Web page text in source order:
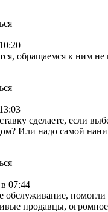
обращаемся к ним не
сделаете, если
Или надо самой
07:44
обслуживание, помогли
продавцы,